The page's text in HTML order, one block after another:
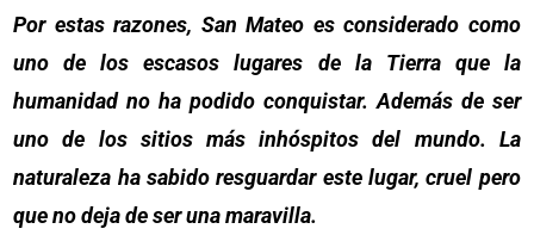
Por estas razones, San Mateo es considerado como
uno de los escasos lugares de la Tierra que la
humanidad no ha podido conquistar. Además de ser
uno de los sitios más inhóspitos del mundo. La
naturaleza ha sabido resguardar este lugar, cruel pero
que no deja de ser una maravilla.